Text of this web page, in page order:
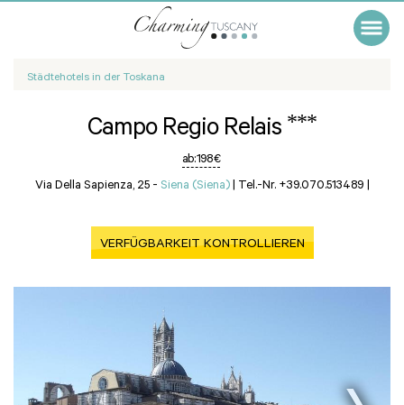
Städtehotels in der Toskana
Campo Regio Relais ***
ab:198 €
Via Della Sapienza, 25 - Siena (Siena) | Tel.-Nr. +39.070.513489 |
VERFÜGBARKEIT KONTROLLIEREN